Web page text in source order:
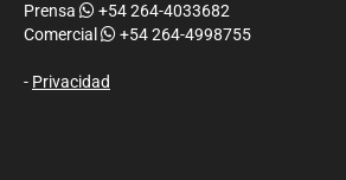
Prensa
+54 264-4033682
Comercial
+54 264-4998755
- Privacidad